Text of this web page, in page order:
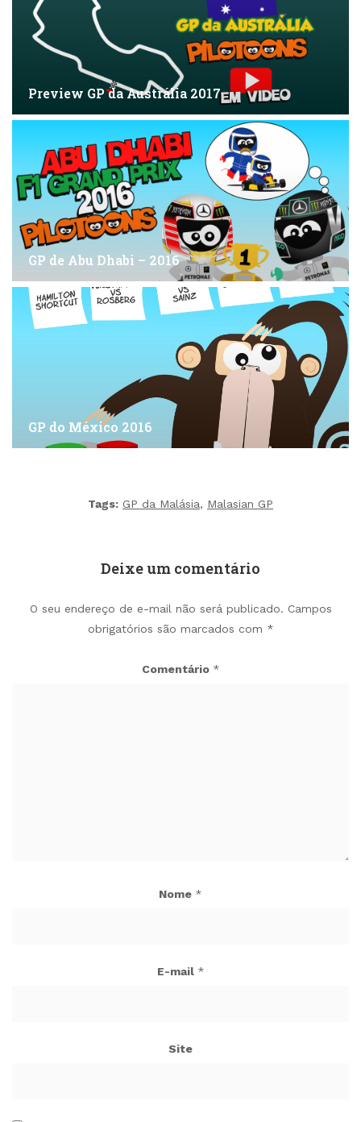
Preview GP da Austrália 2017
GP de Abu Dhabi – 2016
GP do México 2016
Tags: GP da Malásia, Malasian GP
Deixe um comentário
O seu endereço de e-mail não será publicado. Campos
obrigatórios são marcados com *
Comentário *
Nome *
E-mail *
Site